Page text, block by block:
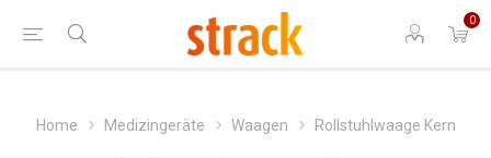
0
Home Medizingeräte Waagen Rollstuhlwaage Kern